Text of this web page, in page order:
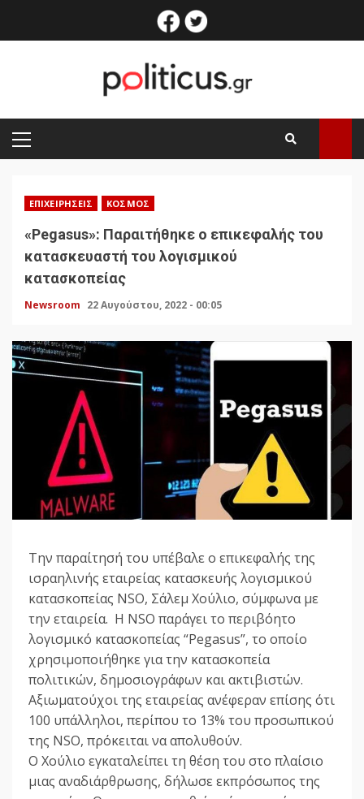
facebook
PRIMARY
MENU
ΕΠΙΧΕΙΡΉΣΕΙΣ ΚΌΣΜΟΣ
«Pegasus»: Παραιτήθηκε ο επικεφαλής του
κατασκευαστή του λογισμικού
κατασκοπείας
Newsroom 22 Αυγούστου, 2022 - 00:05
Την παραίτησή του υπέβαλε ο επικεφαλής της
ισραηλινής εταιρείας κατασκευής λογισμικού
κατασκοπείας NSO, Σάλεμ Χούλιο, σύμφωνα με
την εταιρεία. Η NSO παράγει το περιβόητο
λογισμικό κατασκοπείας “Pegasus”, το οποίο
χρησιμοποιήθηκε για την κατασκοπεία
πολιτικών, δημοσιογράφων και ακτιβιστών.
Αξιωματούχοι της εταιρείας ανέφεραν επίσης ότι
100 υπάλληλοι, περίπου το 13% του προσωπικού
της NSO, πρόκειται να απολυθούν.
Ο Χούλιο εγκαταλείπει τη θέση του στο πλαίσιο
μιας αναδιάρθρωσης, δήλωσε εκπρόσωπος της